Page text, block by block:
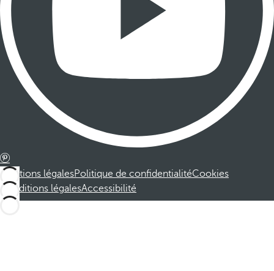
Mentions légalesPolitique de confidentialitéCookies
Conditions légalesAccessibilité